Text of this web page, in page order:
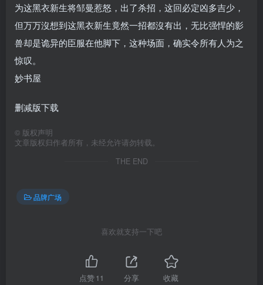
为这黑衣新生将邹曼惹怒，出了杀招，这回必定凶多吉少，
但万万沒想到这黑衣新生竟然一招都沒有出，无比强悍的影
兽却是诡异的臣服在他脚下，这种场面，确实令所有人为之
惊叹。
妙书屋
删减版下载
© 版权声明
文章版权归作者所有，未经允许请勿转载。
THE END
品牌广场
喜欢就支持一下吧
点赞11 分享 收藏